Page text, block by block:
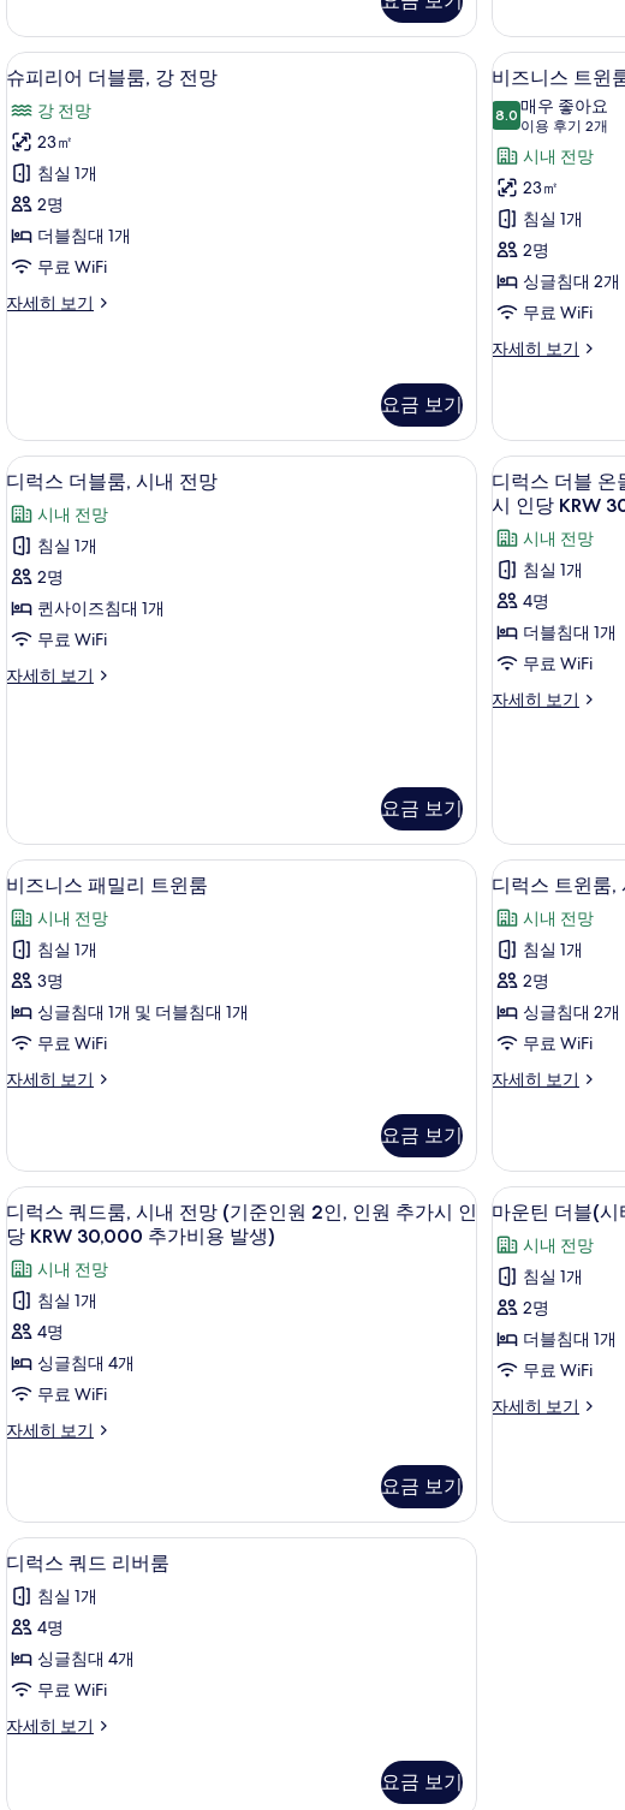
두
보
기
View
자
세
히
보
기
두
보
기
View
자
세
히
보
보이는 전망
슈
피
리
어
더
블
룸,
전
모
두
보
기
슈피리어 더블룸, 강 전망 | 고급 침구, 오리/거위털 이불,
9
슈피리어 더블룸, 강 전망
강 전망
23㎡
침실 1개
2명
더블침대 1개
무료 WiFi
자세히 보기
슈
룸,
강
전
망
자
세
히
보
기
요금 보기
비
즈
니
스
트
윈
룸,
시
내
전
진
모
두
보
기
8
비즈니스 트윈
8.08.0점 만점 중 10점
매우 좋아요
이용 후기 2개
(이
용
후
기
2
개)
시내 전망
23㎡
침실 1개
2명
싱글침대 2개
무료 WiFi
자세히 보기
비
트
윈
룸,
시
내
전
망
자
세
히
기
디
럭
스
더
블
룸,
내
모
두
보
기
디럭스 더블룸, 시내 전망 | 고급 침구, 오리/거위털 이불,
12
디럭스 더블룸, 시내 전망
시내 전망
침실 1개
2명
퀸사이즈침대 1개
무료 WiFi
자세히 보기
디
내
전
망
자
세
히
보
기
요금 보기
디
럭
스
더
블
온
돌
방,
(기
준
인
원
2
인,
인
원
추
시
인
당
KRW
30,000
추
가
비
용
진
11
디럭스 더블 온
시 인당 KRW
시내 전망
침실 1개
4명
더블침대 1개
무료 WiFi
자세히 보기
디
돌
방,
시
내
전
망
(기
준
인
원
2
인
가
시
인
당
KRW
30,000
추
가
용
발
자
고, 방음 설비
비
즈
니
스
패
밀
트
룸
사
진
모
두
보
기
비즈니스 패밀리 트윈룸 | 고급 침구, 오리/거위털 이불,
7
비즈니스 패밀리 트윈룸
시내 전망
침실 1개
3명
싱글침대 1개 및 더블침대 1개
무료 WiFi
자세히 보기
비
패
밀
리
트
윈
룸
자
세
히
보
요금 보기
디
럭
스
트
윈
룸,
내
망
사
진
모
두
보
기
8
디럭스 트윈룸,
시내 전망
침실 1개
2명
싱글침대 2개
무료 WiFi
자세히 보기
디
윈
룸,
시
내
전
망
자
세
히
보
기
인원 2인, 인원 추가시 인당 KRW 30,000 추가비용 발생) | 고급 침구, 오리/거위털 이불, 객
디
럭
스
쿼
드
룸,
시
내
(기
준
인
원
2
인,
인
원
고급 침구, 오리/거위털 이불, 객실 내 금고, 방음 설비
10
디럭스 쿼드룸, 시내 전망 (기준인원 2인, 인원 추가시 인
당 KRW 30,000 추가비용 발생)
시내 전망
침실 1개
4명
싱글침대 4개
무료 WiFi
자세히 보기
디
드
룸,
시
내
전
망
준
인
2
요금 보기
마
운
틴
더
블
(시
뷰)
모
7
마운틴 더블(시
시내 전망
침실 1개
2명
더블침대 1개
무료 WiFi
자세히 보기
마
(시
고, 방음 설비
디
럭
스
쿼
드
버
사
고급 침구, 오리/거위털 이불, 객실 내 금고, 방음 설비
10
디럭스 쿼드 리버룸
침실 1개
4명
싱글침대 4개
무료 WiFi
자세히 보기
디
요금 보기